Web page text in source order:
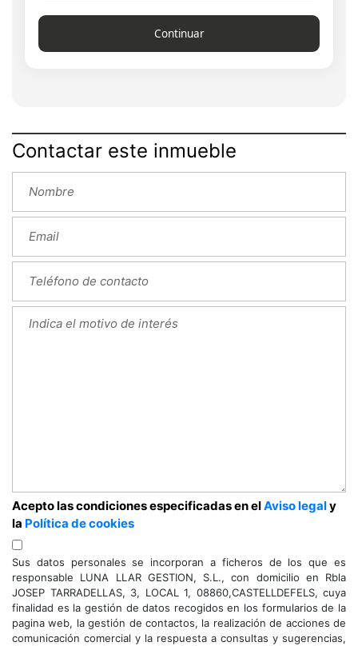
Continuar
Contactar este inmueble
Acepto las condiciones especificadas en elAviso legaly
la Política de cookies
Sus datos personales se incorporan a ficheros de los que es
responsable LUNA LLAR GESTION, S.L., con domicilio en Rbla
JOSEP TARRADELLAS, 3, LOCAL 1, 08860,CASTELLDEFELS, cuya
finalidad es la gestión de datos recogidos en los formularios de la
pagina web, la gestión de contactos, la realización de acciones de
comunicación comercial y la respuesta a consultas y sugerencias,